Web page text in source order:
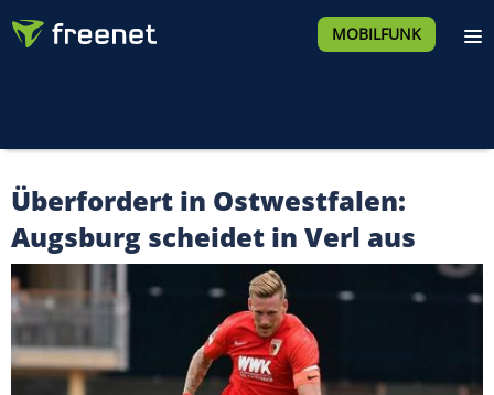
MOBILFUNK
Überfordert in Ostwestfalen:
Augsburg scheidet in Verl aus